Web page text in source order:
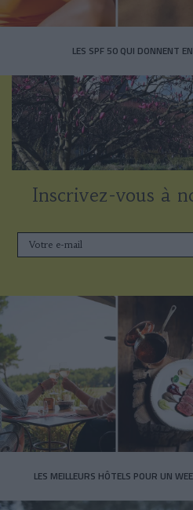
LES SPF 50 QUI DONNENT
Inscrivez-vous à
LES MEILLEURS HÔTELS POUR UN